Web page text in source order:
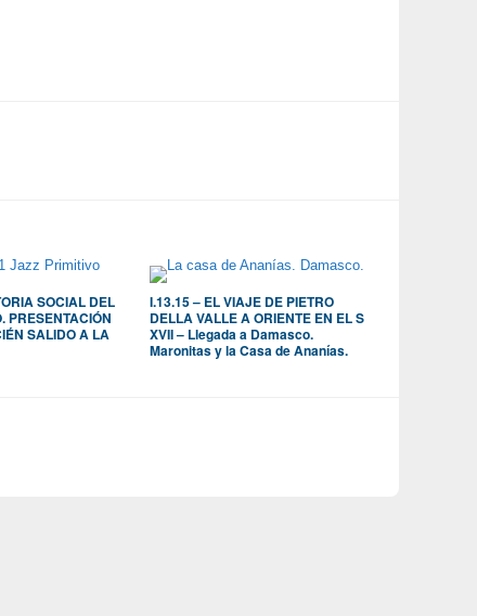
SOCIAL DEL
PRESENTACIÓN
SALIDO A LA
I.13.15 – EL VIAJE DE PIETRO
DELLA VALLE A ORIENTE EN EL S
XVII – Llegada a Damasco.
Maronitas y la Casa de Ananías.